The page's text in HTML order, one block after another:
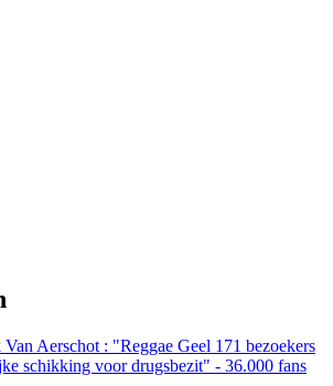
Aerschot : "Reggae Geel 171 bezoekers
schikking voor drugsbezit" - 36.000 fans